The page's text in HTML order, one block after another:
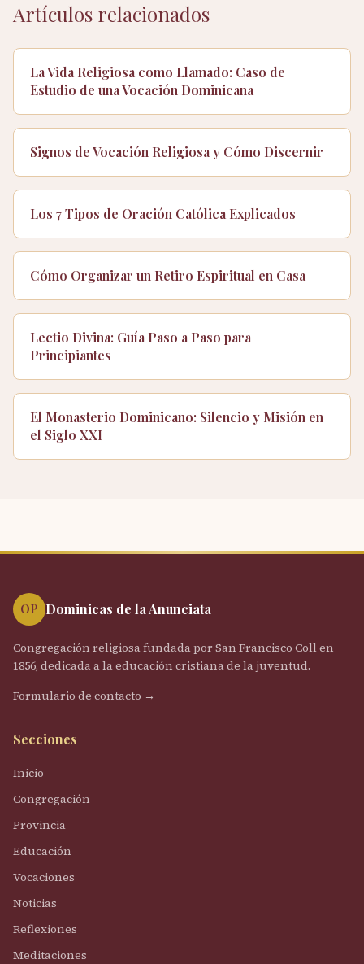
Artículos relacionados
La Vida Religiosa como Llamado: Caso de
Estudio de una Vocación Dominicana
Signos de Vocación Religiosa y Cómo Discernir
Los 7 Tipos de Oración Católica Explicados
Cómo Organizar un Retiro Espiritual en Casa
Lectio Divina: Guía Paso a Paso para
Principiantes
El Monasterio Dominicano: Silencio y Misión en
el Siglo XXI
OP Dominicas de la Anunciata
Congregación religiosa fundada por San Francisco Coll en
1856, dedicada a la educación cristiana de la juventud.
Formulario de contacto →
Secciones
Inicio
Congregación
Provincia
Educación
Vocaciones
Noticias
Reflexiones
Meditaciones